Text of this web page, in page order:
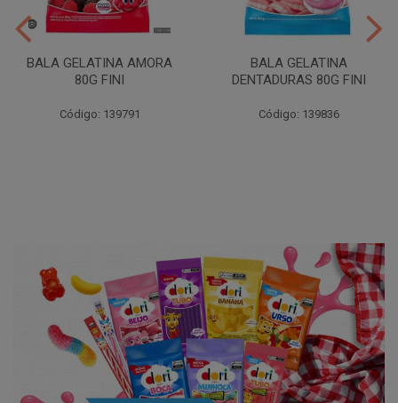
BALA GELATINA AMORA
80G FINI
Código: 139791
BALA GELATINA
DENTADURAS 80G FINI
Código: 139836